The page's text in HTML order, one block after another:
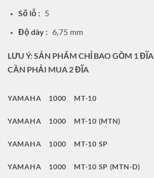
Số lỗ : 5
Độ dày : 6,75 mm
LƯU Ý: SẢN PHẨM CHỈ BAO GỒM 1
CẦN PHẢI MUA 2 ĐĨA
YAMAHA 1000 MT-10
YAMAHA 1000 MT-10 (MTN)
YAMAHA 1000 MT-10 SP
YAMAHA 1000 MT-10 SP (MTN-D)